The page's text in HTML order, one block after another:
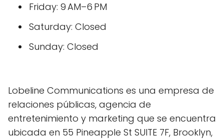
Friday: 9 AM–6 PM
Saturday: Closed
Sunday: Closed
Lobeline Communications es una empresa de
relaciones públicas, agencia de
entretenimiento y marketing que se encuentra
ubicada en 55 Pineapple St SUITE 7F, Brooklyn,